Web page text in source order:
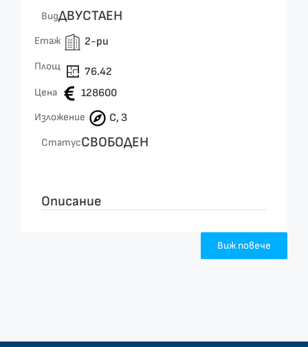
ВидДВУСТАЕН
Етаж
2-ри
Площ
76.42
Цена
128600
Изложение
С, З
СтатусСВОБОДЕН
Описание
Виж повече